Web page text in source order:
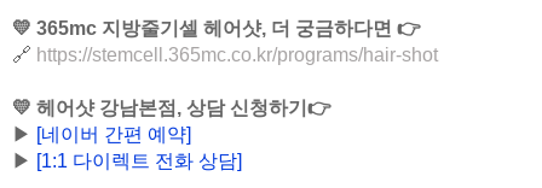
💛 365mc 지방줄기셀 헤어샷, 더 궁금하다면 👉
🔗 https://stemcell.365mc.co.kr/programs/hair-shot
💛 헤어샷 강남본점, 상담 신청하기👉
▶ [네이버 간편 예약]
▶ [1:1 다이렉트 전화 상담]